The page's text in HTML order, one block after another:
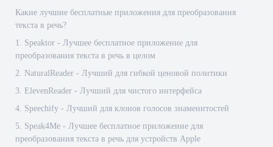
Какие лучшие бесплатные приложения для преобразования
текста в речь?
1. Speaktor - Лучшее бесплатное приложение для
преобразования текста в речь в целом
2. NaturalReader - Лучший для гибкой ценовой политики
3. ElevenReader - Лучший для чистого интерфейса
4. Speechify - Лучший для клонов голосов знаменитостей
5. Speak4Me - Лучшее бесплатное приложение для
преобразования текста в речь для устройств Apple